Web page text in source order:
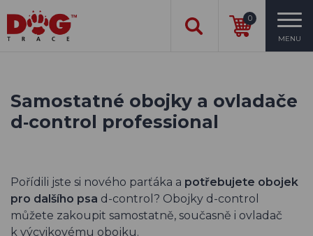
0
MENU
Samostatné obojky a ovladače
d‑control professional
Pořídili jste si nového parťáka a potřebujete obojek
pro dalšího psa d-control? Obojky d-control
můžete zakoupit samostatně, současně i ovladač
k výcvikovému obojku.